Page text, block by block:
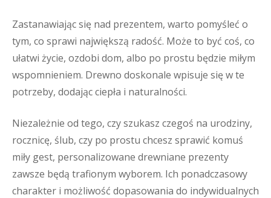
Zastanawiając się nad prezentem, warto pomyśleć o
tym, co sprawi największą radość. Może to być coś, co
ułatwi życie, ozdobi dom, albo po prostu będzie miłym
wspomnieniem. Drewno doskonale wpisuje się w te
potrzeby, dodając ciepła i naturalności.
Niezależnie od tego, czy szukasz czegoś na urodziny,
rocznicę, ślub, czy po prostu chcesz sprawić komuś
miły gest, personalizowane drewniane prezenty
zawsze będą trafionym wyborem. Ich ponadczasowy
charakter i możliwość dopasowania do indywidualnych